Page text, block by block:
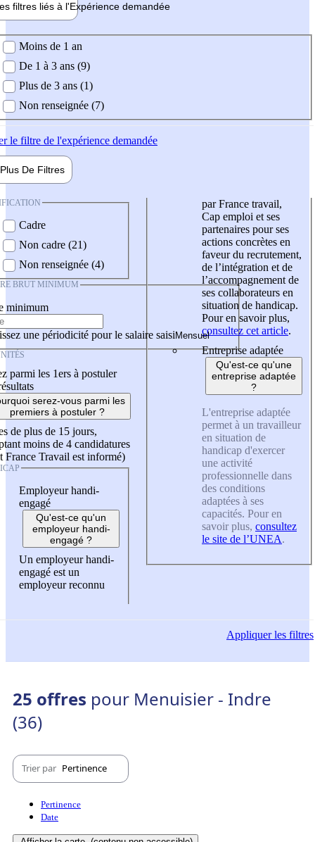
filtres liés à l'Expérience demandée
demandée
Moins de 1 an
De 1 à 3 ans (9)
Plus de 3 ans (1)
Non renseignée (7)
le filtre de l'expérience demandée
Plus De Filtres
Cadre
Non cadre (21)
Non renseignée (4)
BRUT MINIMUM
minimum
une périodicité pour le salaire saisi
parmi les 1ers à postuler
serez-vous parmi les
premiers à postuler ?
de plus de 15 jours,
moins de 4 candidatures
France Travail est informé)
Employeur handi-
engagé
Qu'est-ce qu'un
employeur handi-
engagé ?
Un employeur handi-
engagé est un
employeur reconnu
par France travail,
Cap emploi et ses
partenaires pour ses
actions concrètes en
faveur du recrutement,
de l’intégration et de
l’accompagnement de
ses collaborateurs en
situation de handicap.
Pour en savoir plus,
consultez cet article.
Entreprise adaptée
Qu'est-ce qu'une
entreprise adaptée
?
L'entreprise adaptée
permet à un travailleur
en situation de
handicap d'exercer
une activité
professionnelle dans
des conditions
adaptées à ses
capacités. Pour en
savoir plus, consultez
le site de l’UNEA.
Appliquerles filtres
25 offres pour Menuisier - Indre
(36)
Trier par Pertinence
Pertinence
Date